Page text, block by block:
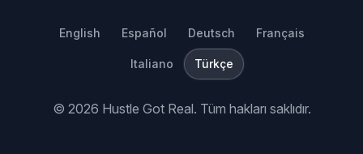
English Español Deutsch Français
Italiano Türkçe
© 2026 Hustle Got Real. Tüm hakları saklıdır.